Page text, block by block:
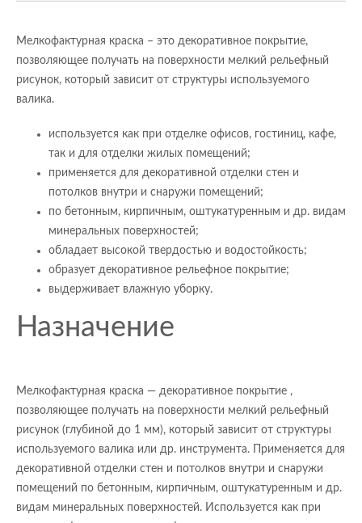
Мелкофактурная краска – это декоративное покрытие,
позволяющее получать на поверхности мелкий рельефный
рисунок, который зависит от структуры используемого
валика.
используется как при отделке офисов, гостиниц, кафе,
так и для отделки жилых помещений;
применяется для декоративной отделки стен и
потолков внутри и снаружи помещений;
по бетонным, кирпичным, оштукатуренным и др. видам
минеральных поверхностей;
обладает высокой твердостью и водостойкость;
образует декоративное рельефное покрытие;
выдерживает влажную уборку.
Назначение
Мелкофактурная краска — декоративное покрытие ,
позволяющее получать на поверхности мелкий рельефный
рисунок (глубиной до 1 мм), который зависит от структуры
используемого валика или др. инструмента. Применяется для
декоративной отделки стен и потолков внутри и снаружи
помещений по бетонным, кирпичным, оштукатуренным и др.
видам минеральных поверхностей. Используется как при